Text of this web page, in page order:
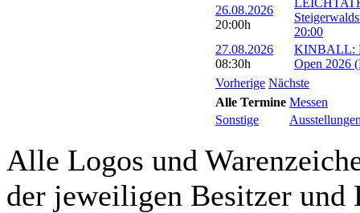
26.08.2026
20:00h
20:00
27.08.2026
08:30h
KINBALL:
Open 2026
Vorherige Nächste
Alle Termine Messen
Sonstige
Alle Logos und
der jeweiligen Besitzer und